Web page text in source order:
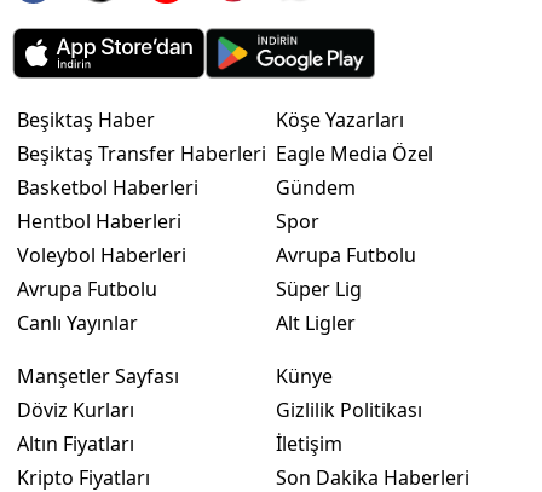
Beşiktaş Haber
Beşiktaş Transfer Haberleri
Basketbol Haberleri
Hentbol Haberleri
Voleybol Haberleri
Avrupa Futbolu
Canlı Yayınlar
Köşe Yazarları
Eagle Media Özel
Gündem
Spor
Avrupa Futbolu
Süper Lig
Alt Ligler
Manşetler Sayfası
Döviz Kurları
Altın Fiyatları
Kripto Fiyatları
Künye
Gizlilik Politikası
İletişim
Son Dakika Haberleri